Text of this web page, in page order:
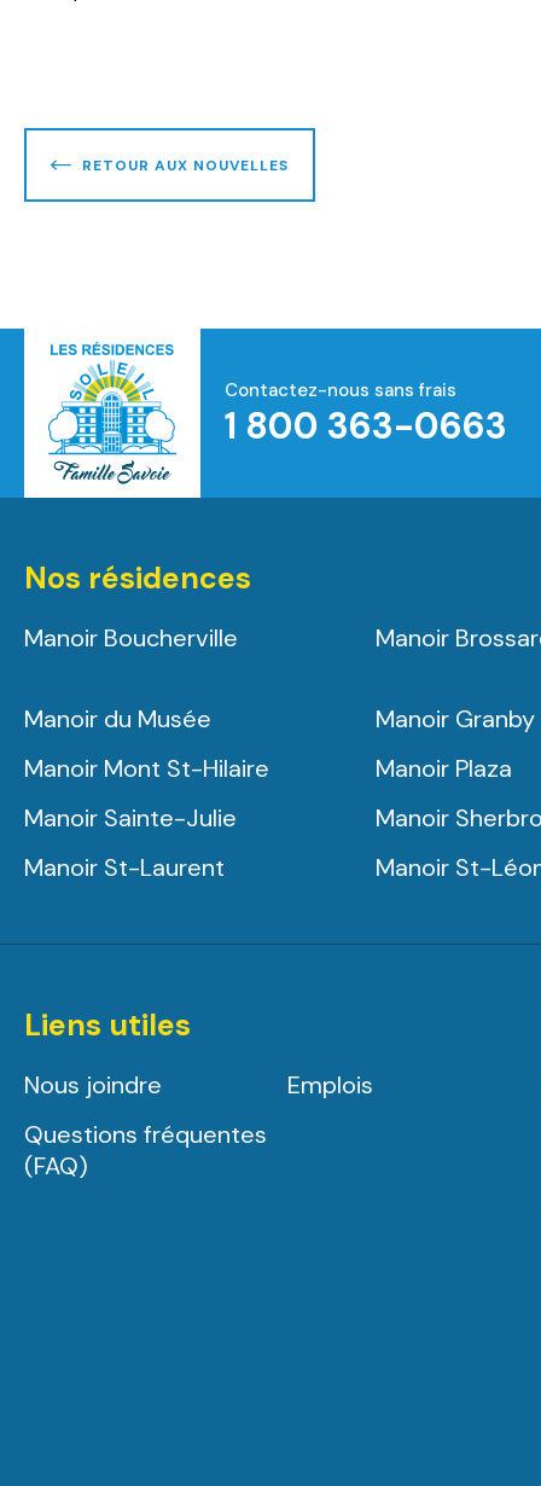
RETOUR AUX NOUVELLES
Accueil
Contactez-nous sans frais
1 800 363-0663
Nos résidences
Manoir Boucherville Manoir
Manoir du Musée
Manoir Granby
Manoir Mont St-Hilaire
Manoir Plaza
Manoir Sainte-Julie
Manoir
Manoir St-Laurent
Manoir St-
Liens utiles
Nous joindre
Emplois
Questions fréquentes
(FAQ)